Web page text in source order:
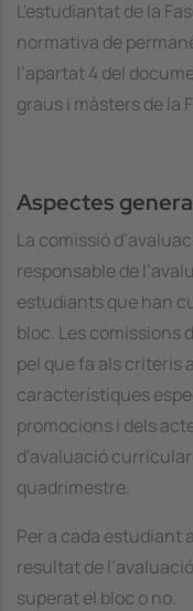
L'estudiantat de la
normativa de
l’apartat 4 del
graus i màsters de la
Aspectes
La comissió
responsable de
estudiants que han
bloc. Les comissions
pel que fa als criteris
característiques
promocions i dels
d'avaluació
quadrimestre.
Per a cada estudiant
resultat de
superat el bloc o no.